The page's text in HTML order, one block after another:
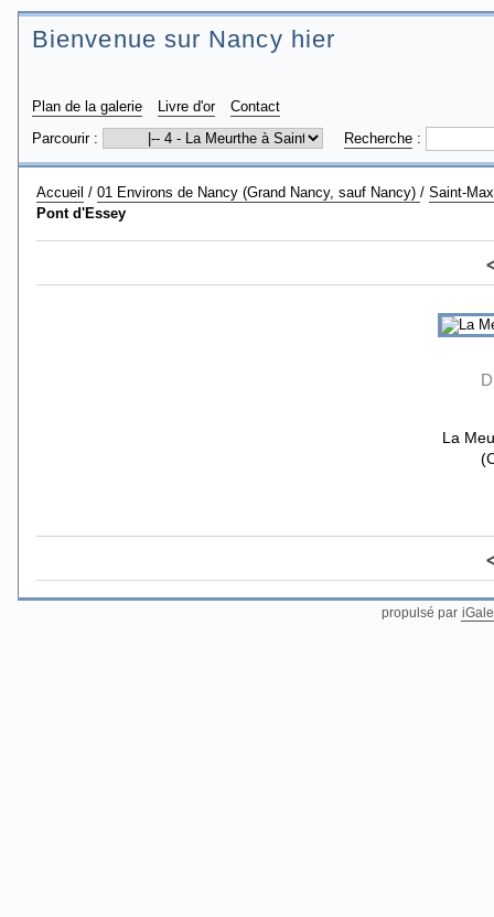
Bienvenue sur Nancy hier
Plan de la galerie Livre d'or
Contact
Parcourir :
Recherche :
Accueil / 01 Environs de Nancy (Grand Nancy, sauf Nancy) / Saint-
Pont d'Essey
La
propulsé par